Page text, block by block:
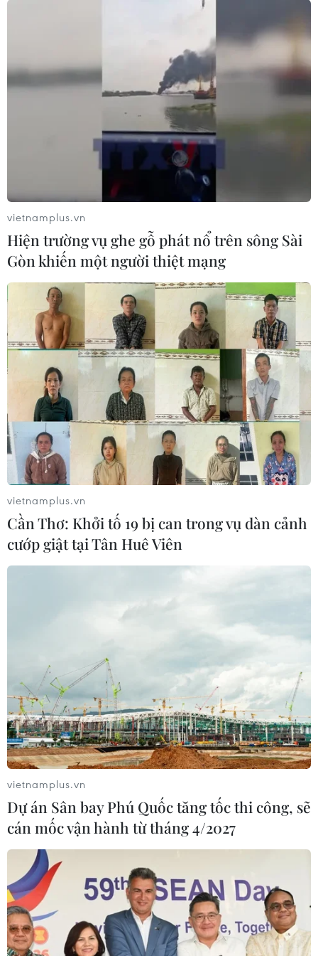
TIN CÙNG CHUYÊN MỤC
Nông sản Việt Nam còn nhiều dư địa
tại thị trường Algeria
08/08/2026 12:55
Kết luận thanh tra về cơ sở nhà, đất
dôi dư sau sắp xếp tại thành phố Hải
Phòng
08/08/2026 12:53
vietnamplus.vn
Hiện trường vụ ghe gỗ phát nổ trên sông Sài
Gòn khiến một người thiệt mạng
vietnamplus.vn
Cần Thơ: Khởi tố 19 bị can trong vụ dàn cảnh
cướp giật tại Tân Huê Viên
vietnamplus.vn
Dự án Sân bay Phú Quốc tăng tốc thi công, sẽ
cán mốc vận hành từ tháng 4/2027